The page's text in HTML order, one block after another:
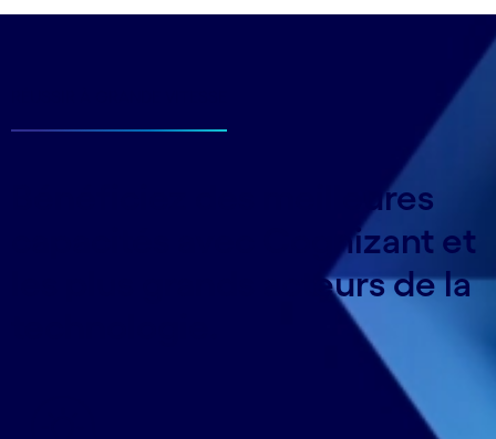
Bénéficiez des meilleures
capacités avec Cognizant et
les plus grands acteurs de la